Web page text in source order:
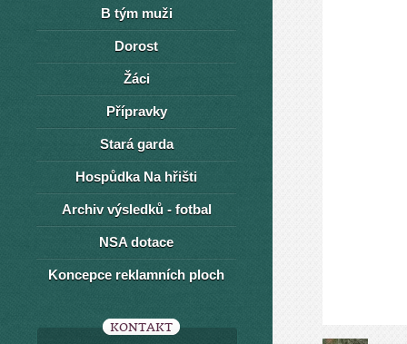
B tým muži
Dorost
Žáci
Přípravky
Stará garda
Hospůdka Na hřišti
Archiv výsledků - fotbal
NSA dotace
Koncepce reklamních ploch
KONTAKT